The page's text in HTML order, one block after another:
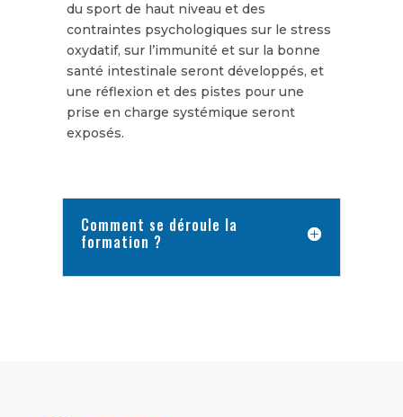
du sport de haut niveau et des
contraintes psychologiques sur le stress
oxydatif, sur l’immunité et sur la bonne
santé intestinale seront développés, et
une réflexion et des pistes pour une
prise en charge systémique seront
exposés.
Comment se déroule la
formation ?